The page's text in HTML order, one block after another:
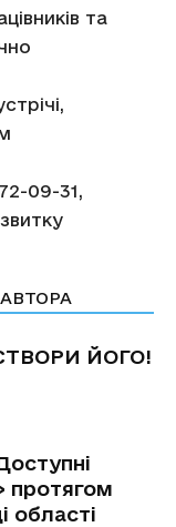
та
09-31,
ЙОГО!
протягом
області